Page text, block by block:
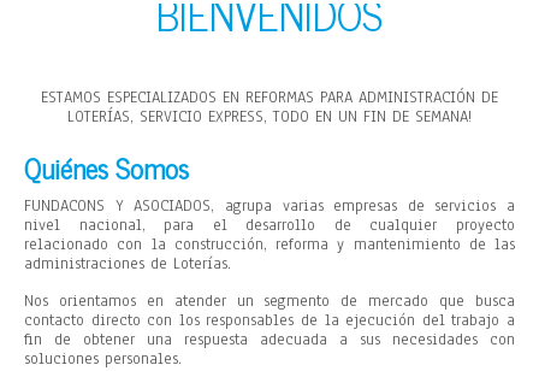
ESTAMOS ESPECIALIZADOS EN REFORMAS PARA ADMINISTRACIÓN DE
LOTERÍAS, SERVICIO EXPRESS, TODO EN UN FIN DE SEMANA!
Quiénes Somos
FUNDACONS Y ASOCIADOS, agrupa varias empresas de servicios a
nivel nacional, para el desarrollo de cualquier proyecto
relacionado con la construcción, reforma y mantenimiento de las
administraciones de Loterías.
Nos orientamos en atender un segmento de mercado que busca
contacto directo con los responsables de la ejecución del trabajo a
fin de obtener una respuesta adecuada a sus necesidades con
soluciones personales.